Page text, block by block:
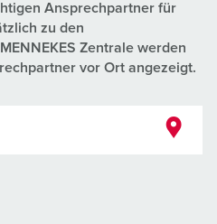
Ansprechpartner für
zu den
Zentrale werden
vor Ort angezeigt.